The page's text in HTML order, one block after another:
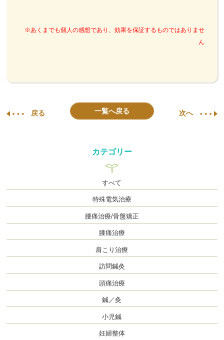
※あくまでも個人の感想であり、効果を保証するものではありませ
ん
戻る 一覧へ戻る 次へ
カテゴリー
すべて
特殊電気治療
腰痛治療/骨盤矯正
膝痛治療
肩こり治療
訪問鍼灸
頭痛治療
鍼／灸
小児鍼
妊婦整体